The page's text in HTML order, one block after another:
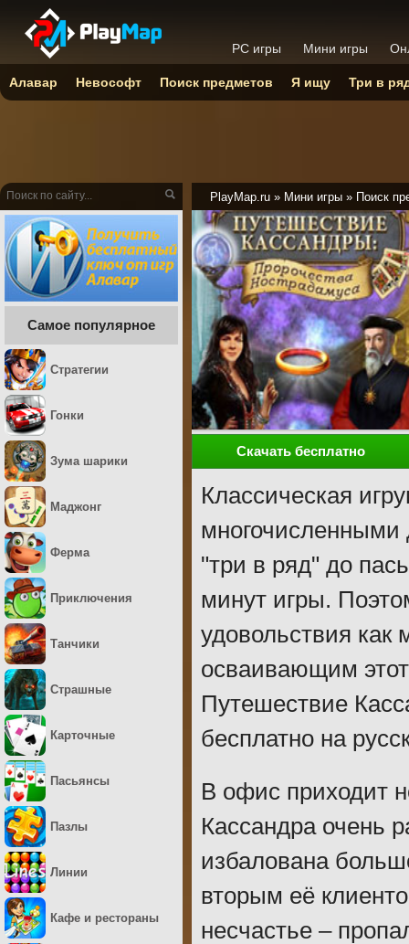
PlayMap.ru » Мини игры » Поиск
Скачать бесплатно
Классическая
многочисленными
"три в ряд" до
минут игры.
удовольствия как
осваивающим
Путешествие
бесплатно на
В офис приходит
Кассандра очень
избалована
вторым её
несчастье –
Самое популярное
Стратегии
Гонки
Зума шарики
Маджонг
Ферма
Приключения
Танчики
Страшные
Карточные
Пасьянсы
Пазлы
Линии
Кафе и рестораны
PC игры Мини игры
Алавар Невософт Поиск предметов Я ищу Три в